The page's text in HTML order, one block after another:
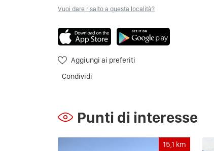
Vuoi dare risalto a questa località?
Aggiungi ai preferiti
Condividi
Punti di interesse
15,1 km